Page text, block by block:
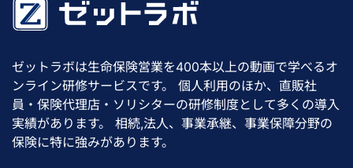
ゼットラボは生命保険営業を400本以上の動画で学べるオ
ンライン研修サービスです。 個人利用のほか、直販社
員・保険代理店・ソリシターの研修制度として多くの導入
実績があります。 相続,法人、事業承継、事業保障分野の
保険に特に強みがあります。